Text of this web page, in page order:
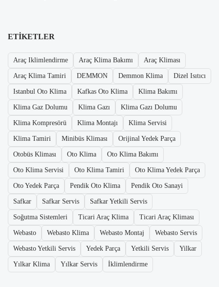
ETIKETLER
Araç Iklimlendirme Araç Klima Bakımı Araç Kliması
Araç Klima Tamiri DEMMON Demmon Klima Dizel Isıtıcı
Istanbul Oto Klima Kafkas Oto Klima Klima Bakımı
Klima Gaz Dolumu Klima Gazı Klima Gazı Dolumu
Klima Kompresörü Klima Montajı Klima Servisi
Klima Tamiri Minibüs Kliması Orijinal Yedek Parça
Otobüs Kliması Oto Klima Oto Klima Bakımı
Oto Klima Servisi Oto Klima Tamiri Oto Klima Yedek Parça
Oto Yedek Parça Pendik Oto Klima Pendik Oto Sanayi
Safkar Safkar Servis Safkar Yetkili Servis
Soğutma Sistemleri Ticari Araç Klima Ticari Araç Kliması
Webasto Webasto Klima Webasto Montaj Webasto Servis
Webasto Yetkili Servis Yedek Parça Yetkili Servis Yilkar
Yılkar Klima Yılkar Servis İklimlendirme